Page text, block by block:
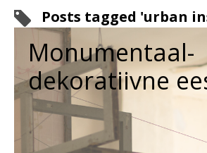
Posts tagged 'urban
Monumentaal-
dekoratiivne